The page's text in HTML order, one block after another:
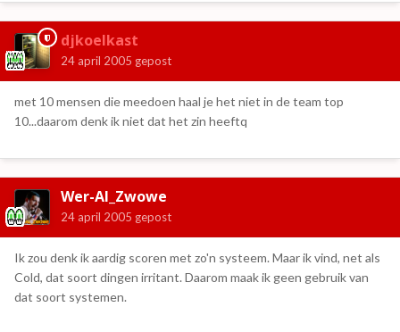
djkoelkast
24 april 2005 gepost
met 10 mensen die meedoen haal je het niet in de team top
10...daarom denk ik niet dat het zin heeftq
Wer-Al_Zwowe
24 april 2005 gepost
Ik zou denk ik aardig scoren met zo'n systeem. Maar ik vind, net als
Cold, dat soort dingen irritant. Daarom maak ik geen gebruik van
dat soort systemen.